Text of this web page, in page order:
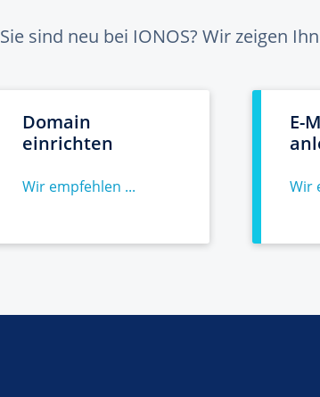
Sie sind neu bei IONOS? Wir zeigen
Domain
einrichten
Wir empfehlen ...
E-
Wir